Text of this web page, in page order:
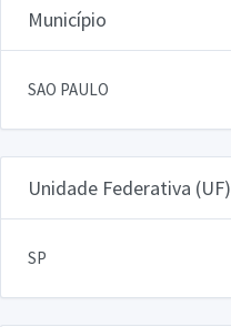
Município
SAO PAULO
Unidade Federativa (UF)
SP